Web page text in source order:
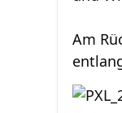
Am